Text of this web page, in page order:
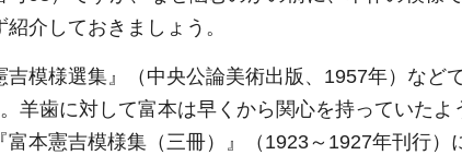
介しておきましょう。
模様選集』（中央公論美術出版、1957年）など
羊歯に対して富本は早くから関心を持っていた
本憲吉模様集（三冊）』（1923～1927年刊行）